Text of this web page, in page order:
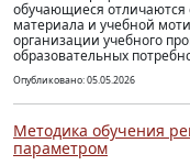
обучающиеся
материала и учебной
организации учебного
образовательных
Опубликовано: 05.05.2026
Методика обучения
параметром